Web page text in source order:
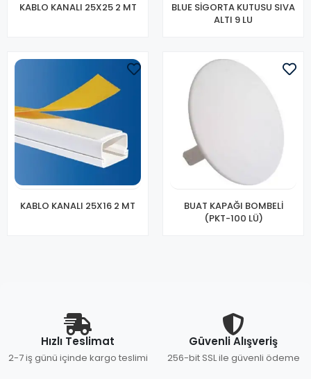
KABLO KANALI 25X25 2 MT
BLUE SİGORTA KUTUSU SIVA
ALTI 9 LU
KABLO KANALI 25X16 2 MT
BUAT KAPAĞI BOMBELİ
(PKT-100 LÜ)
Hızlı Teslimat
2-7 iş günü içinde kargo teslimi
Güvenli Alışveriş
256-bit SSL ile güvenli ödeme